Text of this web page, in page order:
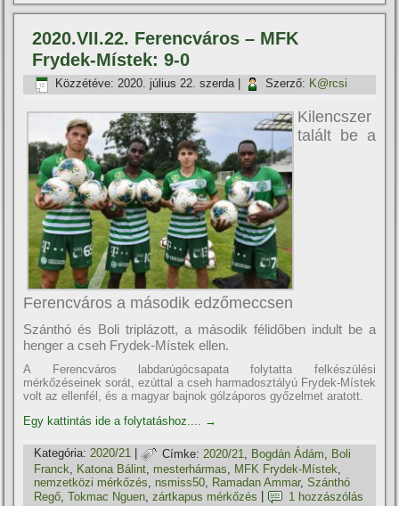
2020.VII.22. Ferencváros – MFK
Frydek-Místek: 9-0
Közzétéve: 2020. július 22. szerda| Szerző: K@rcsi
Kilencszer
talált be a
Ferencváros a második edzőmeccsen
Szánthó és Boli triplázott, a második félidőben indult be a
henger a cseh Frydek-Místek ellen.
A Ferencváros labdarúgócsapata folytatta felkészülési
mérkőzéseinek sorát, ezúttal a cseh harmadosztályú Frydek-Místek
volt az ellenfél, és a magyar bajnok gólzáporos győzelmet aratott.
Egy kattintás ide a folytatáshoz.... →
Kategória: 2020/21 | Címke: 2020/21 Bogdán Ádám
Boli
Franck, Katona Bálint, mesterhármas, MFK Frydek-Místek,
nemzetközi mérkőzés, nsmiss50, Ramadan Ammar,Szánthó
Regő ,Tokmac Nguen ,zártkapus mérkőzés 1 hozzászólás